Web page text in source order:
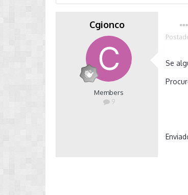
Cgionco
Members
9
Se